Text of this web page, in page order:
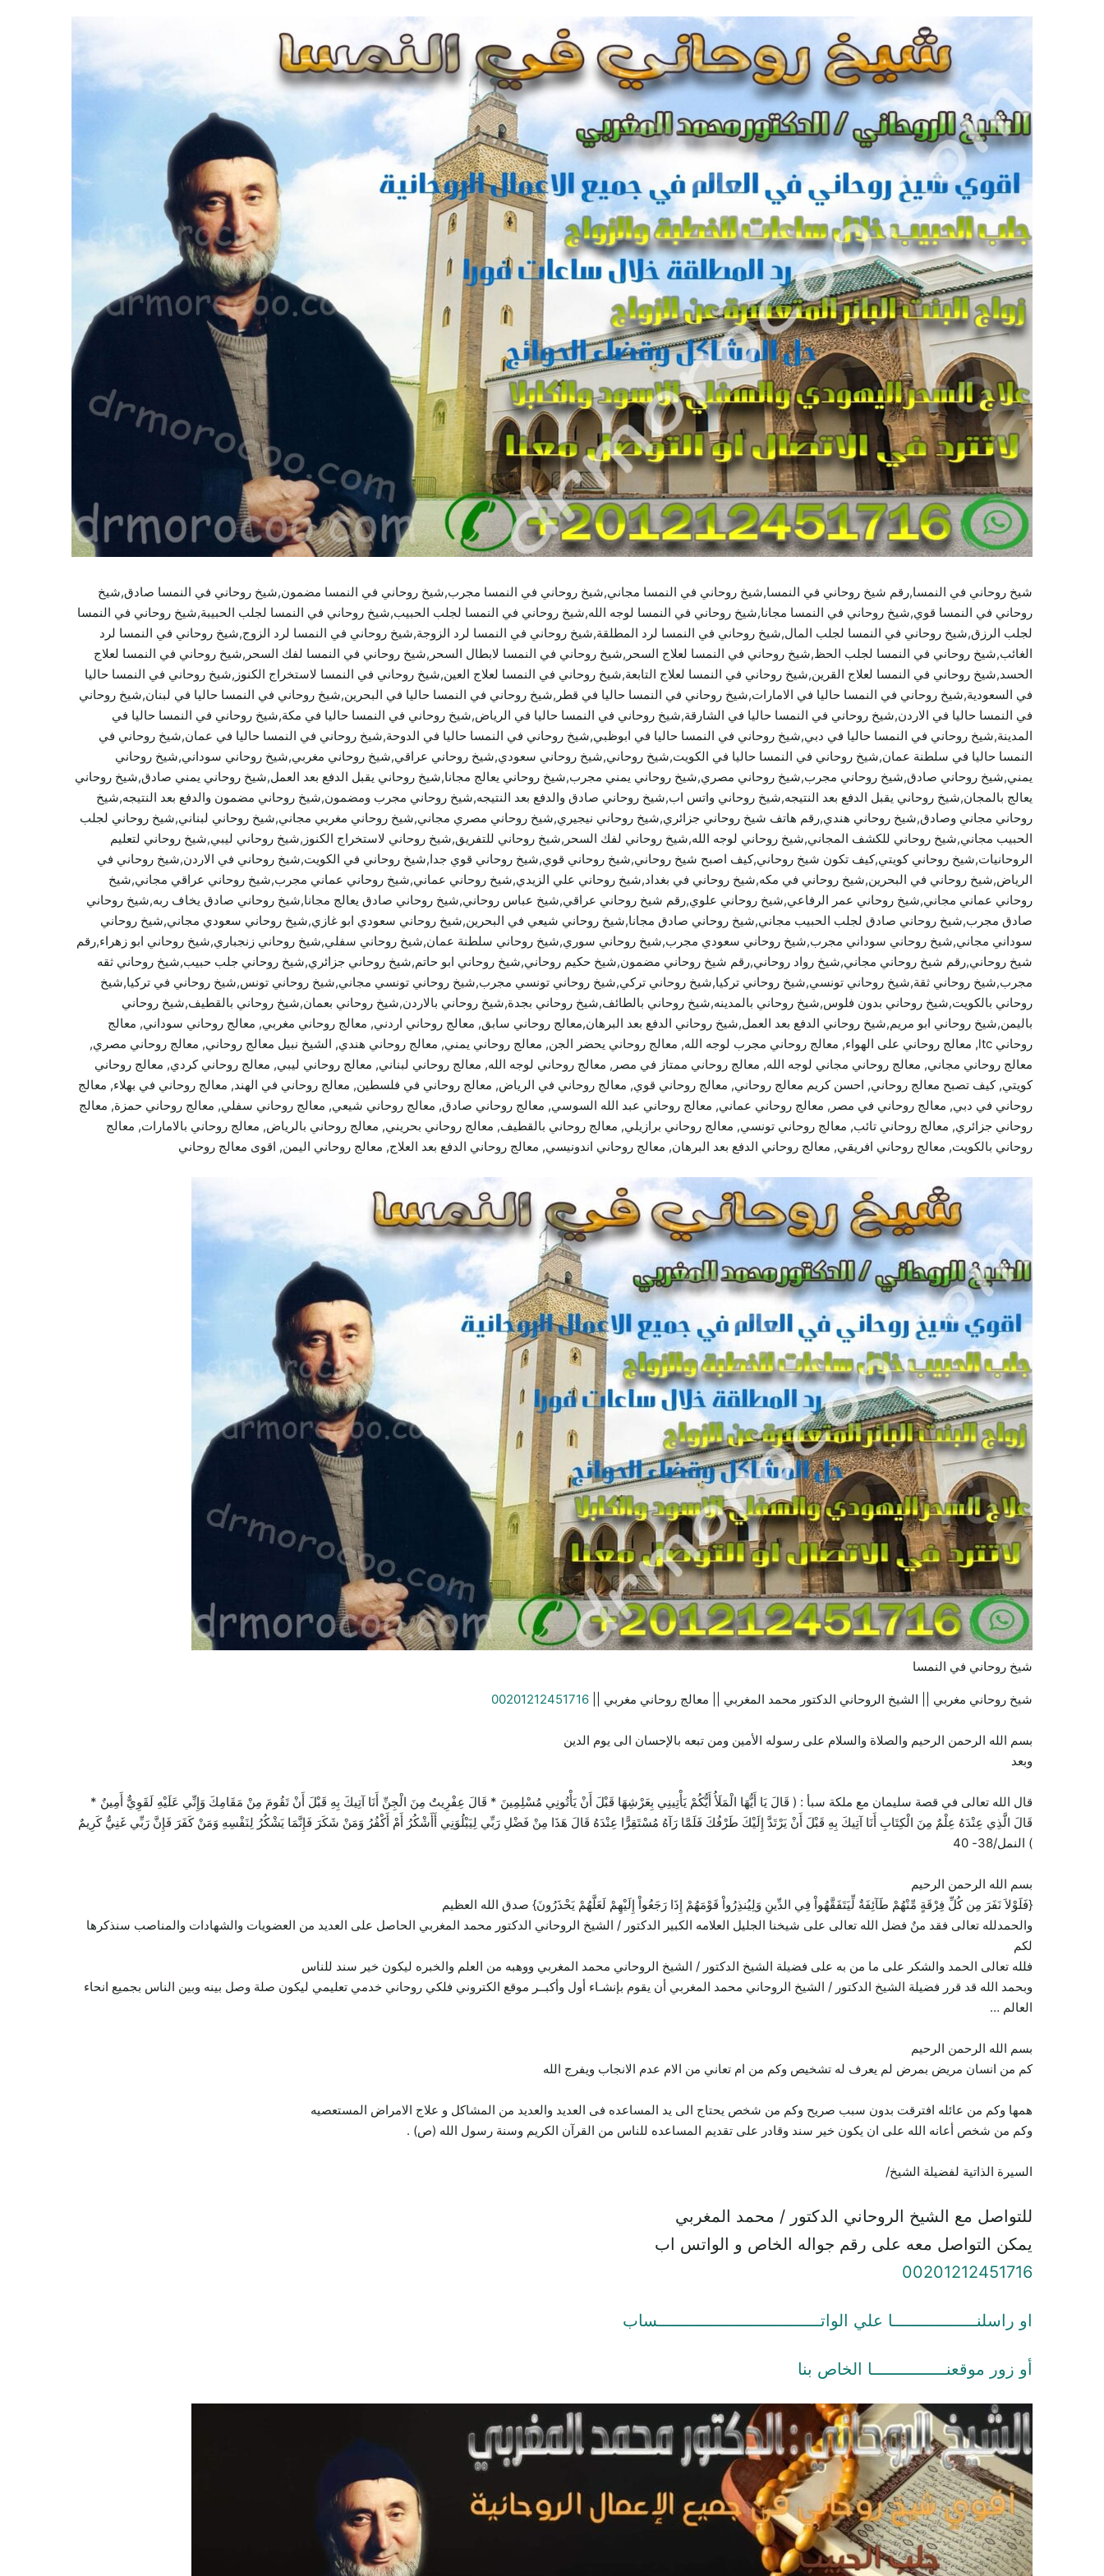
شيخ روحاني في النمسا,رقم شيخ روحاني في النمسا,شيخ روحاني في النمسا مجاني,شيخ روحاني في النمسا مجرب,شيخ روحاني في النمسا مضمون,شيخ روحاني في النمسا صادق,شيخ
روحاني في النمسا قوي,شيخ روحاني في النمسا مجانا,شيخ روحاني في النمسا لوجه الله,شيخ روحاني في النمسا لجلب الحبيب,شيخ روحاني في النمسا لجلب الحبيبة,شيخ روحاني في النمسا
لجلب الرزق,شيخ روحاني في النمسا لجلب المال,شيخ روحاني في النمسا لرد المطلقة,شيخ روحاني في النمسا لرد الزوجة,شيخ روحاني في النمسا لرد الزوج,شيخ روحاني في النمسا لرد
الغائب,شيخ روحاني في النمسا لجلب الحظ,شيخ روحاني في النمسا لعلاج السحر,شيخ روحاني في النمسا لابطال السحر,شيخ روحاني في النمسا لفك السحر,شيخ روحاني في النمسا لعلاج
الحسد,شيخ روحاني في النمسا لعلاج القرين,شيخ روحاني في النمسا لعلاج التابعة,شيخ روحاني في النمسا لعلاج العين,شيخ روحاني في النمسا لاستخراج الكنوز,شيخ روحاني في النمسا حاليا
في السعودية,شيخ روحاني في النمسا حاليا في الامارات,شيخ روحاني في النمسا حاليا في قطر,شيخ روحاني في النمسا حاليا في البحرين,شيخ روحاني في النمسا حاليا في لبنان,شيخ روحاني
في النمسا حاليا في الاردن,شيخ روحاني في النمسا حاليا في الشارقة,شيخ روحاني في النمسا حاليا في الرياض,شيخ روحاني في النمسا حاليا في مكة,شيخ روحاني في النمسا حاليا في
المدينة,شيخ روحاني في النمسا حاليا في دبي,شيخ روحاني في النمسا حاليا في ابوظبي,شيخ روحاني في النمسا حاليا في الدوحة,شيخ روحاني في النمسا حاليا في عمان,شيخ روحاني في
النمسا حاليا في سلطنة عمان,شيخ روحاني في النمسا حاليا في الكويت,شيخ روحاني,شيخ روحاني سعودي,شيخ روحاني عراقي,شيخ روحاني مغربي,شيخ روحاني سوداني,شيخ روحاني
يمني,شيخ روحاني صادق,شيخ روحاني مجرب,شيخ روحاني مصري,شيخ روحاني يمني مجرب,شيخ روحاني يعالج مجانا,شيخ روحاني يقبل الدفع بعد العمل,شيخ روحاني يمني صادق,شيخ روحاني
يعالج بالمجان,شيخ روحاني يقبل الدفع بعد النتيجه,شيخ روحاني واتس اب,شيخ روحاني صادق والدفع بعد النتيجه,شيخ روحاني مجرب ومضمون,شيخ روحاني مضمون والدفع بعد النتيجه,شيخ
روحاني مجاني وصادق,شيخ روحاني هندي,رقم هاتف شيخ روحاني جزائري,شيخ روحاني نيجيري,شيخ روحاني مصري مجاني,شيخ روحاني مغربي مجاني,شيخ روحاني لبناني,شيخ روحاني لجلب
الحبيب مجاني,شيخ روحاني للكشف المجاني,شيخ روحاني لوجه الله,شيخ روحاني لفك السحر,شيخ روحاني للتفريق,شيخ روحاني لاستخراج الكنوز,شيخ روحاني ليبي,شيخ روحاني لتعليم
الروحانيات,شيخ روحاني كويتي,كيف تكون شيخ روحاني,كيف اصبح شيخ روحاني,شيخ روحاني قوي,شيخ روحاني قوي جدا,شيخ روحاني في الكويت,شيخ روحاني في الاردن,شيخ روحاني في
الرياض,شيخ روحاني في البحرين,شيخ روحاني في مكه,شيخ روحاني في بغداد,شيخ روحاني علي الزيدي,شيخ روحاني عماني,شيخ روحاني عماني مجرب,شيخ روحاني عراقي مجاني,شيخ
روحاني عماني مجاني,شيخ روحاني عمر الرفاعي,شيخ روحاني علوي,رقم شيخ روحاني عراقي,شيخ عباس روحاني,شيخ روحاني صادق يعالج مجانا,شيخ روحاني صادق يخاف ربه,شيخ روحاني
صادق مجرب,شيخ روحاني صادق لجلب الحبيب مجاني,شيخ روحاني صادق مجانا,شيخ روحاني شيعي في البحرين,شيخ روحاني سعودي ابو غازي,شيخ روحاني سعودي مجاني,شيخ روحاني
سوداني مجاني,شيخ روحاني سوداني مجرب,شيخ روحاني سعودي مجرب,شيخ روحاني سوري,شيخ روحاني سلطنة عمان,شيخ روحاني سفلي,شيخ روحاني زنجباري,شيخ روحاني ابو زهراء,رقم
شيخ روحاني,رقم شيخ روحاني مجاني,شيخ رواد روحاني,رقم شيخ روحاني مضمون,شيخ حكيم روحاني,شيخ روحاني ابو حاتم,شيخ روحاني جزائري,شيخ روحاني جلب حبيب,شيخ روحاني ثقه
مجرب,شيخ روحاني ثقة,شيخ روحاني تونسي,شيخ روحاني تركيا,شيخ روحاني تركي,شيخ روحاني تونسي مجرب,شيخ روحاني تونسي مجاني,شيخ روحاني تونس,شيخ روحاني في تركيا,شيخ
روحاني بالكويت,شيخ روحاني بدون فلوس,شيخ روحاني بالمدينه,شيخ روحاني بالطائف,شيخ روحاني بجدة,شيخ روحاني بالاردن,شيخ روحاني بعمان,شيخ روحاني بالقطيف,شيخ روحاني
باليمن,شيخ روحاني ابو مريم,شيخ روحاني الدفع بعد العمل,شيخ روحاني الدفع بعد البرهان,معالج روحاني سابق, معالج روحاني اردني, معالج روحاني مغربي, معالج روحاني سوداني, معالج
روحاني ltc, معالج روحاني على الهواء, معالج روحاني مجرب لوجه الله, معالج روحاني يحضر الجن, معالج روحاني يمني, معالج روحاني هندي, الشيخ نبيل معالج روحاني, معالج روحاني مصري,
معالج روحاني مجاني, معالج روحاني مجاني لوجه الله, معالج روحاني ممتاز في مصر, معالج روحاني لوجه الله, معالج روحاني لبناني, معالج روحاني ليبي, معالج روحاني كردي, معالج روحاني
كويتي, كيف تصبح معالج روحاني, احسن كريم معالج روحاني, معالج روحاني قوي, معالج روحاني في الرياض, معالج روحاني في فلسطين, معالج روحاني في الهند, معالج روحاني في بهلاء, معالج
روحاني في دبي, معالج روحاني في مصر, معالج روحاني عماني, معالج روحاني عبد الله السوسي, معالج روحاني صادق, معالج روحاني شيعي, معالج روحاني سفلي, معالج روحاني حمزة, معالج
روحاني جزائري, معالج روحاني تائب, معالج روحاني تونسي, معالج روحاني برازيلي, معالج روحاني بالقطيف, معالج روحاني بحريني, معالج روحاني بالرياض, معالج روحاني بالامارات, معالج
روحاني بالكويت, معالج روحاني افريقي, معالج روحاني الدفع بعد البرهان, معالج روحاني اندونيسي, معالج روحاني الدفع بعد العلاج, معالج روحاني اليمن, اقوى معالج روحاني
شيخ روحاني في النمسا
شيخ روحاني مغربي || الشيخ الروحاني الدكتور محمد المغربي || معالج روحاني مغربي || 00201212451716
بسم الله الرحمن الرحيم والصلاة والسلام على رسوله الأمين ومن تبعه بالإحسان الى يوم الدين
وبعد
قال الله تعالى في قصة سليمان مع ملكة سبأ : ( قَالَ يَا أَيُّهَا الْمَلَأُ أَيُّكُمْ يَأْتِينِي بِعَرْشِهَا قَبْلَ أَنْ يَأْتُونِي مُسْلِمِينَ * قَالَ عِفْرِيتٌ مِنَ الْجِنِّ أَنَا آتِيكَ بِهِ قَبْلَ أَنْ تَقُومَ مِنْ مَقَامِكَ وَإِنِّي عَلَيْهِ لَقَوِيٌّ أَمِينٌ *
قَالَ الَّذِي عِنْدَهُ عِلْمٌ مِنَ الْكِتَابِ أَنَا آتِيكَ بِهِ قَبْلَ أَنْ يَرْتَدَّ إِلَيْكَ طَرْفُكَ فَلَمَّا رَآهُ مُسْتَقِرًّا عِنْدَهُ قَالَ هَذَا مِنْ فَضْلِ رَبِّي لِيَبْلُوَنِي أَأَشْكُرُ أَمْ أَكْفُرُ وَمَنْ شَكَرَ فَإِنَّمَا يَشْكُرُ لِنَفْسِهِ وَمَنْ كَفَرَ فَإِنَّ رَبِّي غَنِيٌّ كَرِيمٌ
) النمل/38- 40
بسم الله الرحمن الرحيم
{فَلَوْلاَ نَفَرَ مِن كُلِّ فِرْقَةٍ مِّنْهُمْ طَآئِفَةٌ لِّيَتَفَقَّهُواْ فِي الدِّينِ وَلِيُنذِرُواْ قَوْمَهُمْ إِذَا رَجَعُواْ إِلَيْهِمْ لَعَلَّهُمْ يَحْذَرُونَ} صدق الله العظيم
والحمدلله تعالى فقد منٌ فضل الله تعالى على شيخنا الجليل العلامه الكبير الدكتور / الشيخ الروحاني الدكتور محمد المغربي الحاصل على العديد من العضويات والشهادات والمناصب سنذكرها
لكم
فلله تعالى الحمد والشكر على ما من به على فضيلة الشيخ الدكتور / الشيخ الروحاني محمد المغربي ووهبه من العلم والخبره ليكون خير سند للناس
وبحمد الله قد قرر فضيلة الشيخ الدكتور / الشيخ الروحاني محمد المغربي أن يقوم بإنشـاء أول وأكبــر موقع الكتروني فلكي روحاني خدمي تعليمي ليكون صلة وصل بينه وبين الناس بجميع انحاء
العالم …
بسم الله الرحمن الرحيم
كم من انسان مريض بمرض لم يعرف له تشخيص وكم من ام تعاني من الام عدم الانجاب ويفرج الله
همها وكم من عائله افترقت بدون سبب صريح وكم من شخص يحتاج الى يد المساعده فى العديد والعديد من المشاكل و علاج الامراض المستعصيه
وكم من شخص أعانه الله على ان يكون خير سند وقادر على تقديم المساعده للناس من القرآن الكريم وسنة رسول الله (ص) .
السيرة الذاتية لفضيلة الشيخ/
للتواصل مع الشيخ الروحاني الدكتور / محمد المغربي
يمكن التواصل معه على رقم جواله الخاص و الواتس اب
00201212451716
او راسلنـــــــــــــــــا علي الواتـــــــــــــــــــــــــــــــــساب
أو زور موقعنـــــــــــــــا الخاص بنا